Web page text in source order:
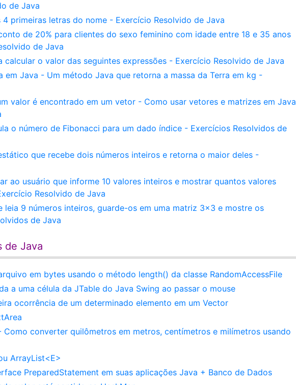
de Java
4 primeiras letras do nome - Exercício Resolvido de Java
de 20% para clientes do sexo feminino com idade entre 18 e 35 anos
de Java
calcular o valor das seguintes expressões - Exercício Resolvido de Java
em Java - Um método Java que retorna a massa da Terra em kg -
valor é encontrado em um vetor - Como usar vetores e matrizes em Java
o número de Fibonacci para um dado índice - Exercícios Resolvidos de
que recebe dois números inteiros e retorna o maior deles -
ao usuário que informe 10 valores inteiros e mostrar quantos valores
Resolvido de Java
leia 9 números inteiros, guarde-os em uma matriz 3x3 e mostre os
de Java
de Java
em bytes usando o método length() da classe RandomAccessFile
a uma célula da JTable do Java Swing ao passar o mouse
ocorrência de um determinado elemento em um Vector
Como converter quilômetros em metros, centímetros e milímetros usando
ArrayList<E>
PreparedStatement em suas aplicações Java + Banco de Dados